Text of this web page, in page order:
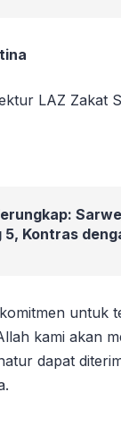
LAZ Zakat
5, Kontras
untuk
kami akan
dapat